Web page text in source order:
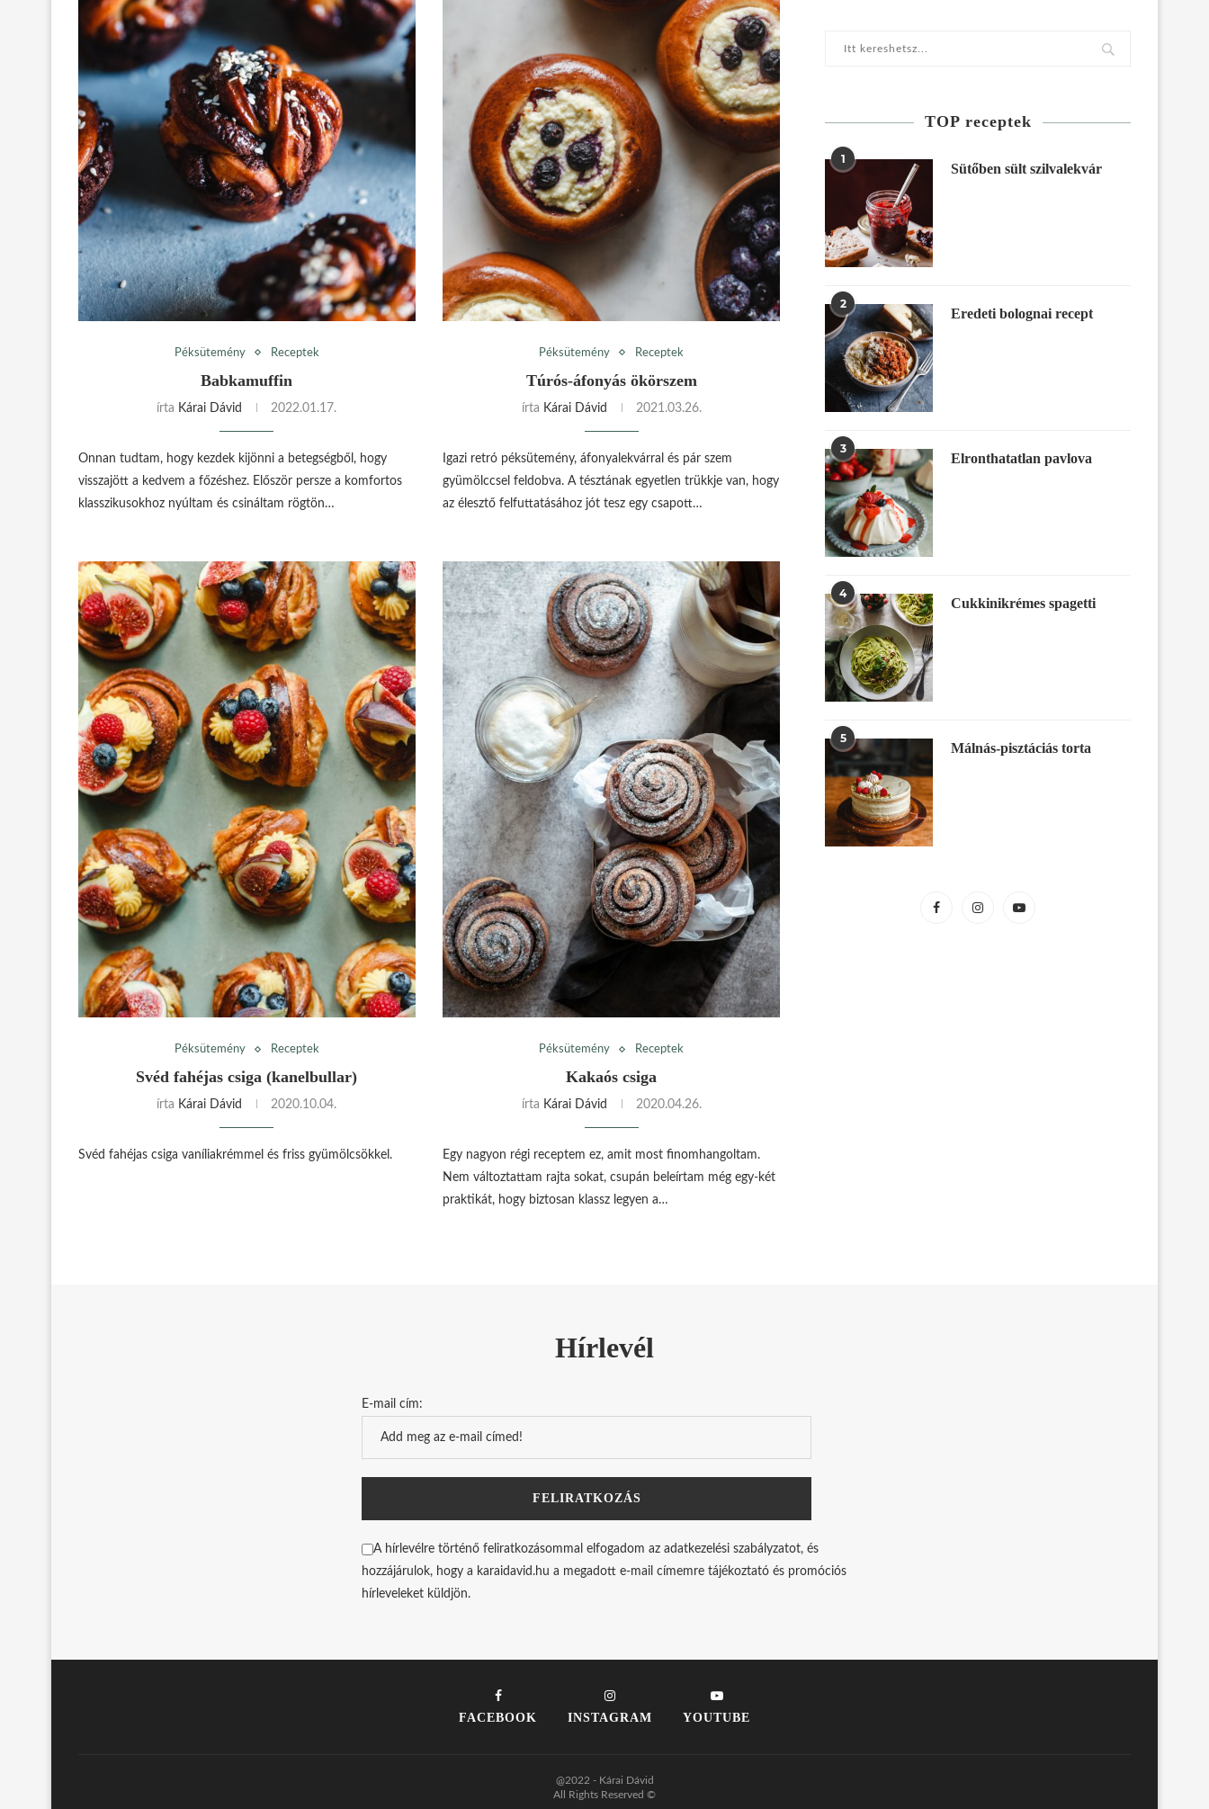
Péksütemény Receptek
Babkamuffin
írta Kárai Dávid 2022.01.17.
Onnan tudtam, hogy kezdek kijönni a betegségből, hogy
visszajött a kedvem a főzéshez. Először persze a komfortos
klasszikusokhoz nyúltam és csináltam rögtön…
Péksütemény Receptek
Túrós-áfonyás ökörszem
írta Kárai Dávid 2021.03.26.
Igazi retró péksütemény, áfonyalekvárral és pár szem
gyümölccsel feldobva. A tésztának egyetlen trükkje van, hogy
az élesztő felfuttatásához jót tesz egy csapott…
Péksütemény Receptek
Svéd fahéjas csiga (kanelbullar)
írta Kárai Dávid 2020.10.04.
Svéd fahéjas csiga vaníliakrémmel és friss gyümölcsökkel.
Péksütemény Receptek
Kakaós csiga
írta Kárai Dávid 2020.04.26.
Egy nagyon régi receptem ez, amit most finomhangoltam.
Nem változtattam rajta sokat, csupán beleírtam még egy-két
praktikát, hogy biztosan klassz legyen a…
TOP receptek
1
Sütőben sült szilvalekvár
2
Eredeti bolognai recept
3
Elronthatatlan pavlova
4
Cukkinikrémes spagetti
5
Málnás-pisztáciás torta
Hírlevél
E-mail cím:
A hírlevélre történő feliratkozásommal elfogadom az adatkezelési szabályzatot, és
hozzájárulok, hogy a karaidavid.hu a megadott e-mail címemre tájékoztató és promóciós
hírleveleket küldjön.
FACEBOOK INSTAGRAM YOUTUBE
@2022 - Kárai Dávid
All Rights Reserved ©